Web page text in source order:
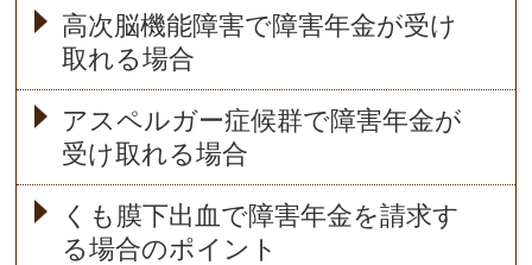
高次脳機能障害で障害年金が受け
取れる場合
アスペルガー症候群で障害年金が
受け取れる場合
くも膜下出血で障害年金を請求す
る場合のポイント